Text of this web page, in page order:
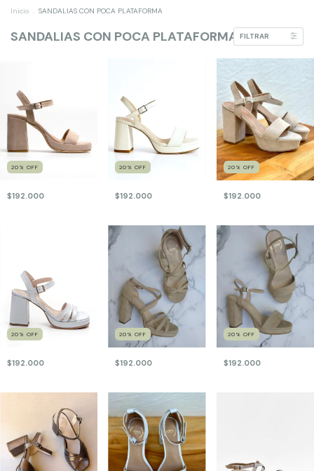
Inicio . SANDALIAS CON POCA PLATAFORMA
SANDALIAS CON POCA PLATAFORMA FILTRAR
20 % OFF
$192.000
20 %OFF
$192.000
20 % OFF
$192.000
20 % OFF
$192.000
20 %OFF
$192.000
20 % OFF
$192.000